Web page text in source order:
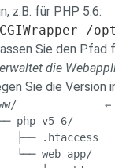
z.B. für PHP 5.6:
/
Sie den Pfad
die
Sie die Version
←
php-v5-6/
├── .htaccess
└── web-app/